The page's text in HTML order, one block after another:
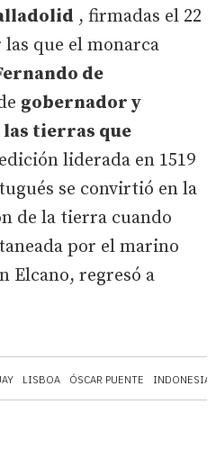
LISBOA ÓSCAR PUENTE INDONESIA
, firmadas el 22
las que el monarca
de
gobernador y
las tierras que
liderada en 1519
se convirtió en la
de la tierra cuando
por el marino
Elcano, regresó a